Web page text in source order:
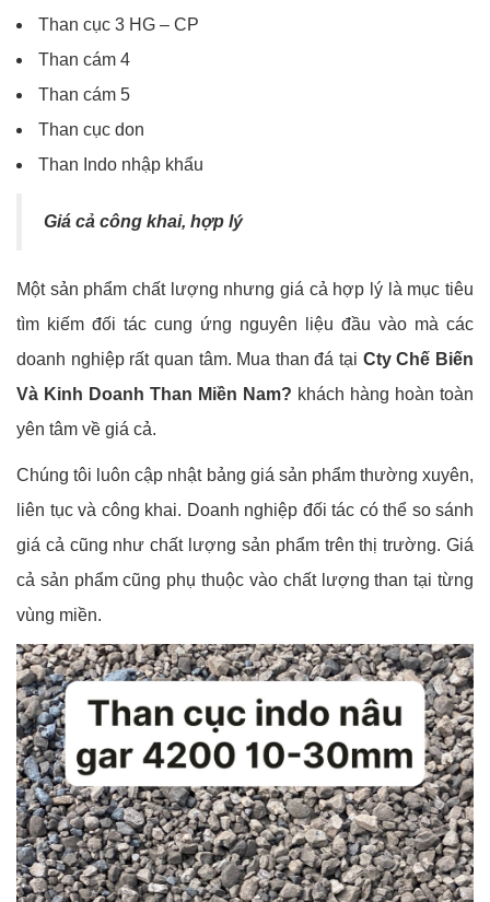
Than cục 3 HG – CP
Than cám 4
Than cám 5
Than cục don
Than Indo nhập khẩu
Giá cả công khai, hợp lý
Một sản phẩm chất lượng nhưng giá cả hợp lý là mục tiêu
tìm kiếm đối tác cung ứng nguyên liệu đầu vào mà các
doanh nghiệp rất quan tâm. Mua than đá tại Cty Chế Biến
Và Kinh Doanh Than Miền Nam? khách hàng hoàn toàn
yên tâm về giá cả.
Chúng tôi luôn cập nhật bảng giá sản phẩm thường xuyên,
liên tục và công khai. Doanh nghiệp đối tác có thể so sánh
giá cả cũng như chất lượng sản phẩm trên thị trường. Giá
cả sản phẩm cũng phụ thuộc vào chất lượng than tại từng
vùng miền.